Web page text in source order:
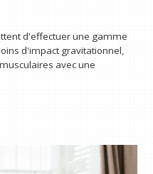
d'effectuer une gamme
d'impact gravitationnel,
avec une